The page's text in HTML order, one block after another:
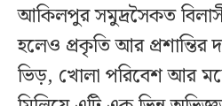
আকিলপুর সমুদ্রসৈকত
হলেও প্রকৃতি আর
ভিড়, খোলা পরিবেশ আর